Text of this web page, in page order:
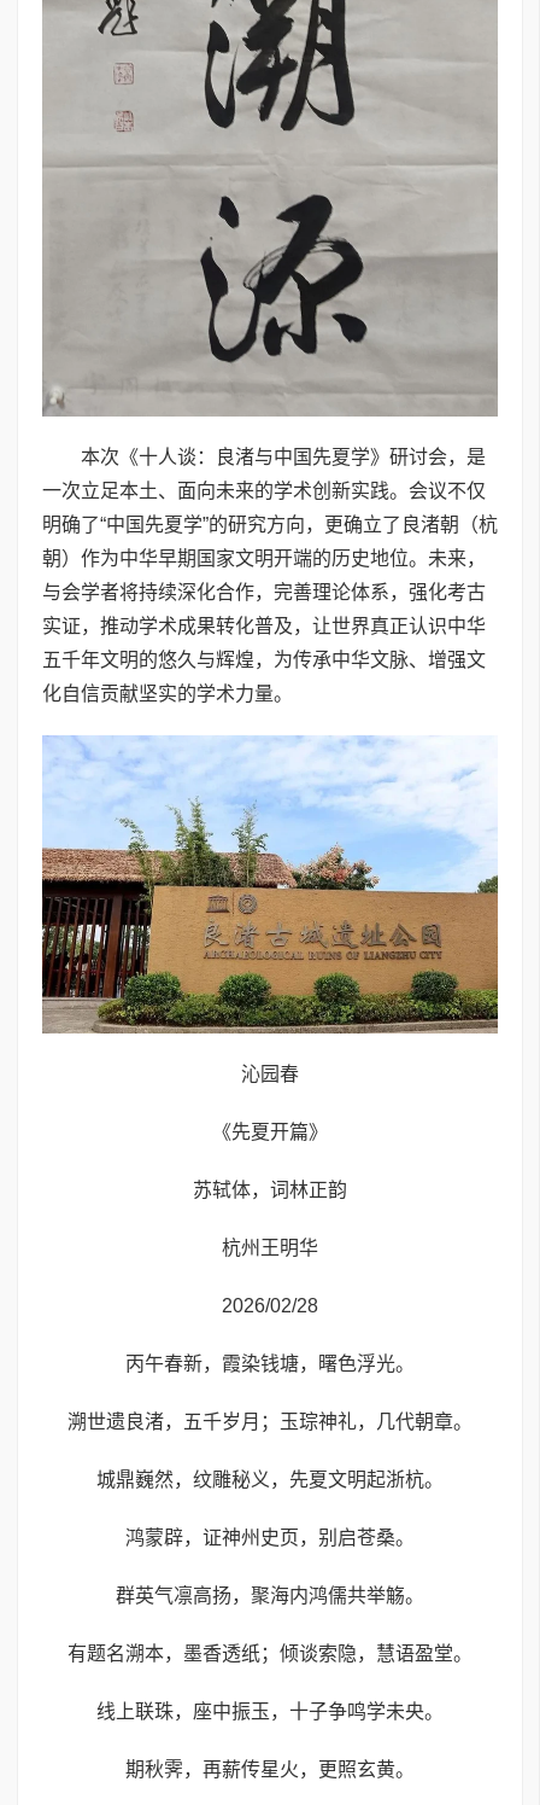
本次《十人谈：良渚与中国先夏学》研讨会，是
一次立足本土、面向未来的学术创新实践。会议不仅
明确了“中国先夏学”的研究方向，更确立了良渚朝（杭
朝）作为中华早期国家文明开端的历史地位。未来，
与会学者将持续深化合作，完善理论体系，强化考古
实证，推动学术成果转化普及，让世界真正认识中华
五千年文明的悠久与辉煌，为传承中华文脉、增强文
化自信贡献坚实的学术力量。
沁园春
《先夏开篇》
苏轼体，词林正韵
杭州王明华
2026/02/28
丙午春新，霞染钱塘，曙色浮光。
溯世遗良渚，五千岁月；玉琮神礼，几代朝章。
城鼎巍然，纹雕秘义，先夏文明起浙杭。
鸿蒙辟，证神州史页，别启苍桑。
群英气凛高扬，聚海内鸿儒共举觞。
有题名溯本，墨香透纸；倾谈索隐，慧语盈堂。
线上联珠，座中振玉，十子争鸣学未央。
期秋霁，再薪传星火，更照玄黄。